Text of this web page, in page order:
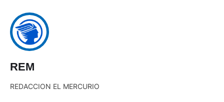
REM
REDACCION EL MERCURIO